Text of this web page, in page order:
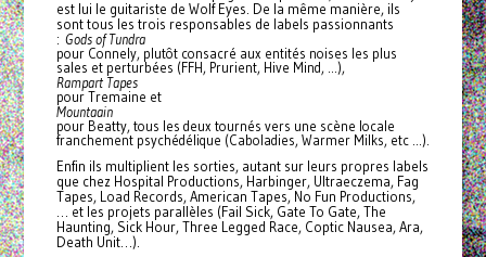
est lui le guitariste de Wolf Eyes. De la même manière, ils
sont tous les trois responsables de labels passionnants
: Gods of Tundra
pour Connely, plutôt consacré aux entités noises les plus
sales et perturbées (FFH, Prurient, Hive Mind, …),
Rampart Tapes
pour Tremaine et
Mountaain
pour Beatty, tous les deux tournés vers une scène locale
franchement psychédélique (Caboladies, Warmer Milks, etc …).
Enfin ils multiplient les sorties, autant sur leurs propres labels
que chez Hospital Productions, Harbinger, Ultraeczema, Fag
Tapes, Load Records, American Tapes, No Fun Productions,
… et les projets parallèles (Fail Sick, Gate To Gate, The
Haunting, Sick Hour, Three Legged Race, Coptic Nausea, Ara,
Death Unit…).